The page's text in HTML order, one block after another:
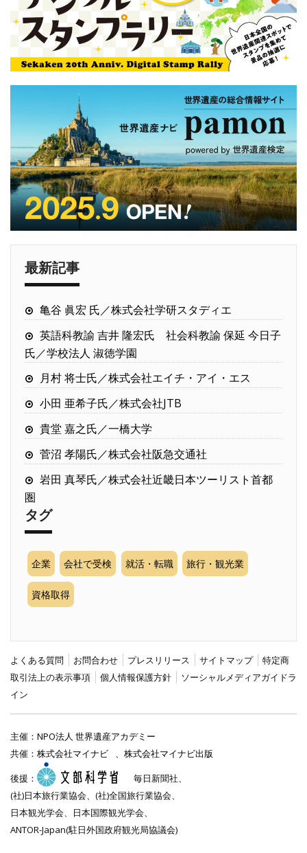
最新記事
亀谷 眞宏 氏／株式会社学研スタディエ
英語科教諭 吉井 隆宏氏 社会科教諭 保延 今日子
氏／学校法人 淑徳学園
月村 将士氏／株式会社エイチ・アイ・エス
小田 亜希子氏／株式会社JTB
貴堂 嘉之氏／一橋大学
菅沼 孝陽氏／株式会社阪急交通社
岩田 真琴氏／株式会社近畿日本ツーリスト首都
圏
タグ
企業 会社で受検 就活・転職 旅行・観光業
資格取得
よくある質問 お問合わせ プレスリリース サイトマップ
特定商
取引法上の表示事項
個人情報保護方針
ソーシャルメディアガイドラ
イン
主催： NPO法人 世界遺産アカデミー
共催： 株式会社マイナビ 、 株式会社マイナビ出版
後援：
毎日新聞社、
(社)日本旅行業協会、(社)全国旅行業協会、
日本観光学会、日本国際観光学会、
ANTOR-Japan(駐日外国政府観光局協議会)